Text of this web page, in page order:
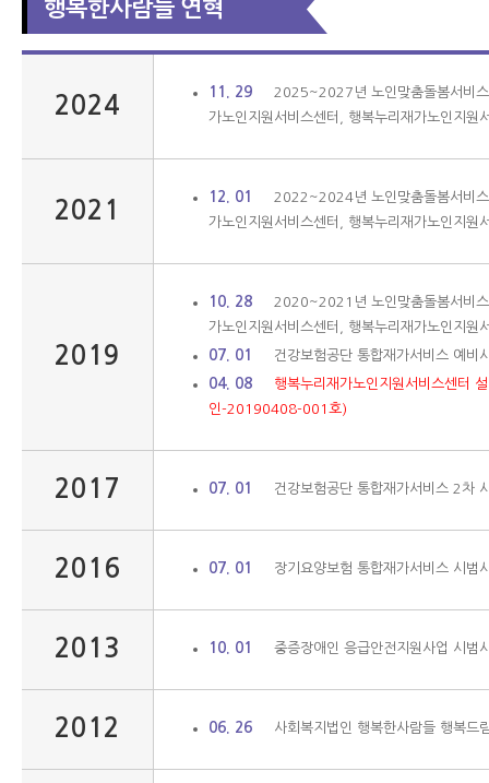
행복한사람들 연혁
2024
11. 29
2025~2027년 노인맞춤돌봄서비
가노인지원서비스센터, 행복누리재가노인지원
2021
12. 01
2022~2024년 노인맞춤돌봄서비
가노인지원서비스센터, 행복누리재가노인지원
2019
10. 28
2020~2021년 노인맞춤돌봄서비
가노인지원서비스센터, 행복누리재가노인지원
07. 01 건강보험공단 통합재가서비스 예비
04. 08
행복누리재가노인지원서비스센터
인-20190408-001호)
2017 07. 01 건강보험공단 통합재가서비스 2차
2016 07. 01 장기요양보험 통합재가서비스 시범
2013 10. 01 중증장애인 응급안전지원사업 시범
2012 06. 26 사회복지법인 행복한사람들 행복드